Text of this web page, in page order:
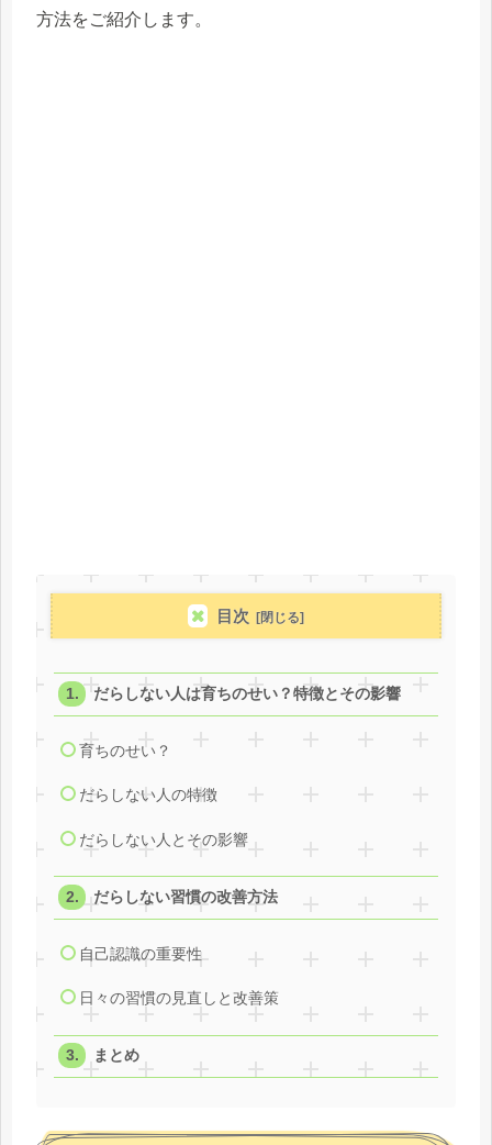
方法をご紹介します。
目次
だらしない人は育ちのせい？特徴とその影響
育ちのせい？
だらしない人の特徴
だらしない人とその影響
だらしない習慣の改善方法
自己認識の重要性
日々の習慣の見直しと改善策
まとめ